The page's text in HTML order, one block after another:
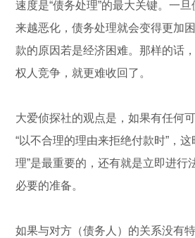
速度是“债务处理”的最大关键。一
来越恶化，债务处理就会变得更加
款的原因若是经济困难。那样的话
权人竞争，就更难收回了。
大爱侦探社的观点是，如果有任何
“以不合理的理由来拒绝付款时”，
理”是最重要的，还有就是立即进行
必要的准备。
如果与对方（债务人）的关系没有